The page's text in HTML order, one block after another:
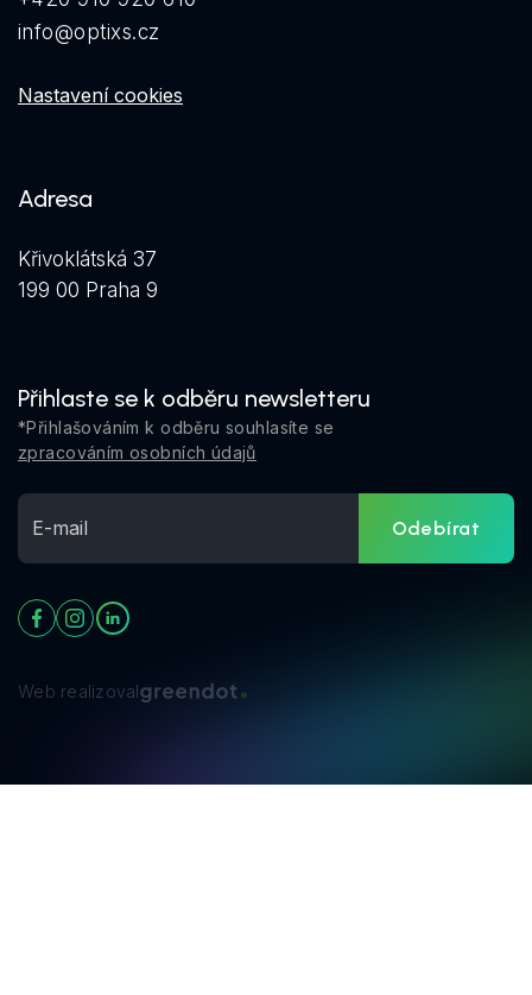
info@optixs.cz
Nastavení cookies
Adresa
Křivoklátská 37
199 00 Praha 9
Přihlaste se k odběru newsletteru
*Přihlašováním k odběru souhlasíte se
zpracováním osobních údajů
Odebírat
Web realizoval